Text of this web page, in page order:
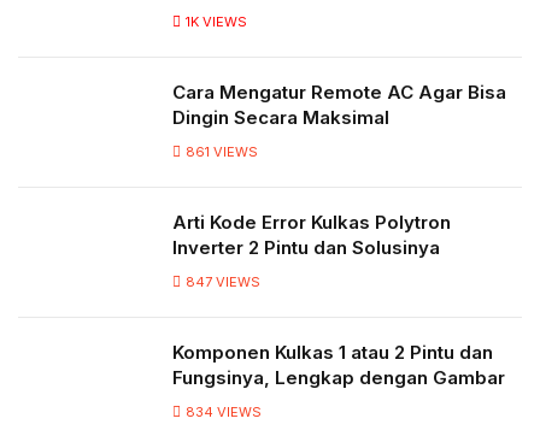
1K VIEWS
Cara Mengatur Remote AC Agar Bisa
Dingin Secara Maksimal
861 VIEWS
Arti Kode Error Kulkas Polytron
Inverter 2 Pintu dan Solusinya
847 VIEWS
Komponen Kulkas 1 atau 2 Pintu dan
Fungsinya, Lengkap dengan Gambar
834 VIEWS